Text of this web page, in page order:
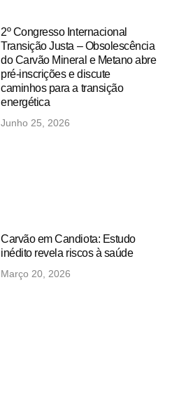
2º Congresso Internacional
Transição Justa – Obsolescência
do Carvão Mineral e Metano abre
pré-inscrições e discute
caminhos para a transição
energética
Junho 25, 2026
Carvão em Candiota: Estudo
inédito revela riscos à saúde
Março 20, 2026